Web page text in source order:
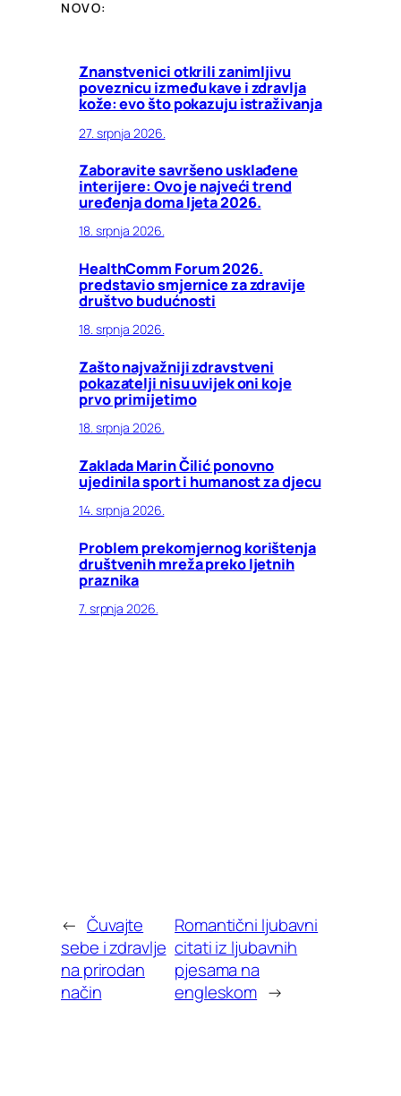
NOVO:
Znanstvenici otkrili zanimljivu
poveznicu između kave i zdravlja
kože: evo što pokazuju istraživanja
27. srpnja 2026.
Zaboravite savršeno usklađene
interijere: Ovo je najveći trend
uređenja doma ljeta 2026.
18. srpnja 2026.
HealthComm Forum 2026.
predstavio smjernice za zdravije
društvo budućnosti
18. srpnja 2026.
Zašto najvažniji zdravstveni
pokazatelji nisu uvijek oni koje
prvo primijetimo
18. srpnja 2026.
Zaklada Marin Čilić ponovno
ujedinila sport i humanost za djecu
14. srpnja 2026.
Problem prekomjernog korištenja
društvenih mreža preko ljetnih
praznika
7. srpnja 2026.
← Čuvajte
sebe i zdravlje
na prirodan
način
Romantični ljubavni
citati iz ljubavnih
pjesama na
engleskom →